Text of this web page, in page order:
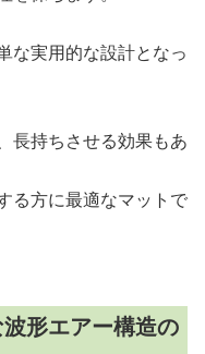
な実用的な設計となっ
長持ちさせる効果もあ
る方に最適なマットで
形エアー構造の